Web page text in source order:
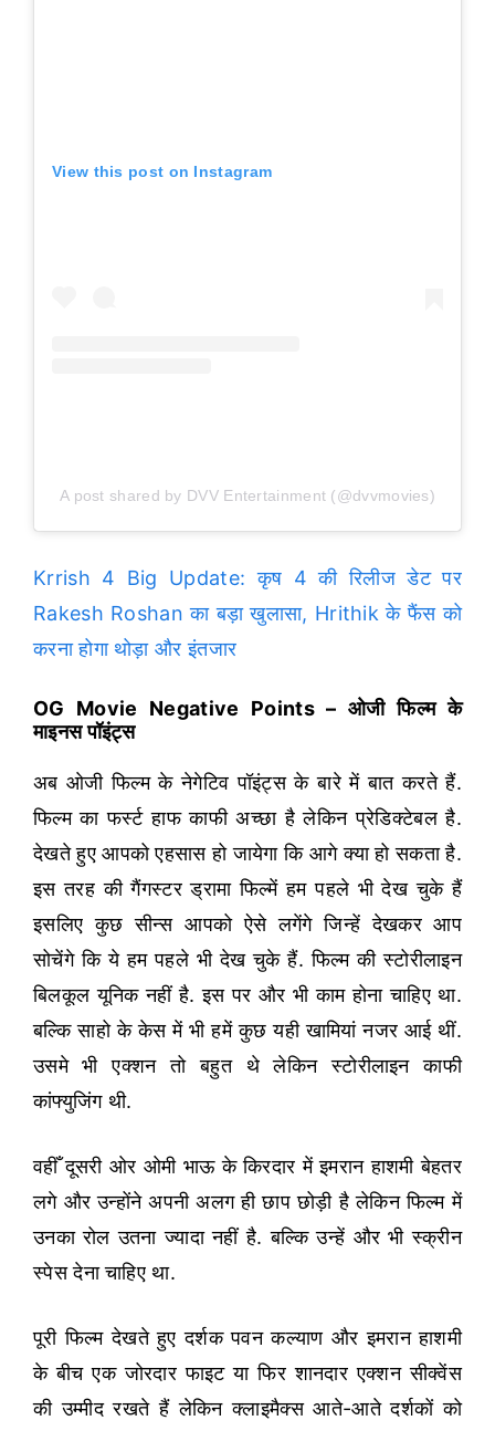
View this post on Instagram
A post shared by DVV Entertainment (@dvvmovies)
Krrish 4 Big Update: कृष 4 की रिलीज डेट पर
Rakesh Roshan का बड़ा खुलासा, Hrithik के फैंस को
करना होगा थोड़ा और इंतजार
OG Movie Negative Points – ओजी फिल्म के
माइनस पॉइंट्स
अब ओजी फिल्म के नेगेटिव पॉइंट्स के बारे में बात करते हैं.
फिल्म का फर्स्ट हाफ काफी अच्छा है लेकिन प्रेडिक्टेबल है.
देखते हुए आपको एहसास हो जायेगा कि आगे क्या हो सकता है.
इस तरह की गैंगस्टर ड्रामा फिल्में हम पहले भी देख चुके हैं
इसलिए कुछ सीन्स आपको ऐसे लगेंगे जिन्हें देखकर आप
सोचेंगे कि ये हम पहले भी देख चुके हैं. फिल्म की स्टोरीलाइन
बिलकूल यूनिक नहीं है. इस पर और भी काम होना चाहिए था.
बल्कि साहो के केस में भी हमें कुछ यही खामियां नजर आई थीं.
उसमे भी एक्शन तो बहुत थे लेकिन स्टोरीलाइन काफी
कांफ्युजिंग थी.
वहीँ दूसरी ओर ओमी भाऊ के किरदार में इमरान हाशमी बेहतर
लगे और उन्होंने अपनी अलग ही छाप छोड़ी है लेकिन फिल्म में
उनका रोल उतना ज्यादा नहीं है. बल्कि उन्हें और भी स्क्रीन
स्पेस देना चाहिए था.
पूरी फिल्म देखते हुए दर्शक पवन कल्याण और इमरान हाशमी
के बीच एक जोरदार फाइट या फिर शानदार एक्शन सीक्वेंस
की उम्मीद रखते हैं लेकिन क्लाइमैक्स आते-आते दर्शकों को